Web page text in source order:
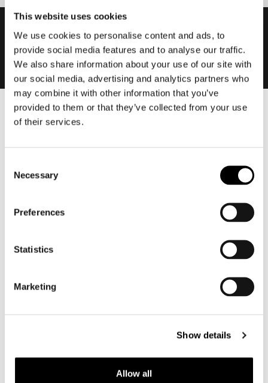
This website uses cookies
We use cookies to personalise content and ads, to
provide social media features and to analyse our traffic.
We also share information about your use of our site with
our social media, advertising and analytics partners who
may combine it with other information that you’ve
provided to them or that they’ve collected from your use
of their services.
Selection
Necessary
Preferences
Statistics
Marketing
Show details
Allow all
Heren
Motorhoodie heren
Motorhelm heren
Motorhandschoenen heren